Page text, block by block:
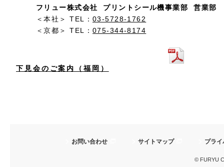
フリュー株式会社 プリントシール機事業部 営業部
＜本社＞ TEL： 03-5728-1762
＜京都＞ TEL： 075-344-8174
下見会のご案内（福岡）
お問い合わせ サイトマップ プラ
© FURYU